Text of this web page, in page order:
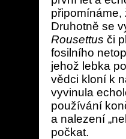
Druhotně se
Rousettus či
fosilního
jehož lebka
vědci kloní k
vyvinula
používání
a nalezení
počkat.